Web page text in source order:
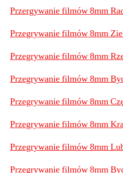
Przergywanie filmów 8mm
Przegrywanie filmów 8mm
Przegrywanie filmów 8mm
Przegrywanie filmów 8mm
Przegrywanie filmów 8mm
Przegrywanie filmów 8mm
Przegrywanie filmów 8mm
Przegrywanie filmów 8mm